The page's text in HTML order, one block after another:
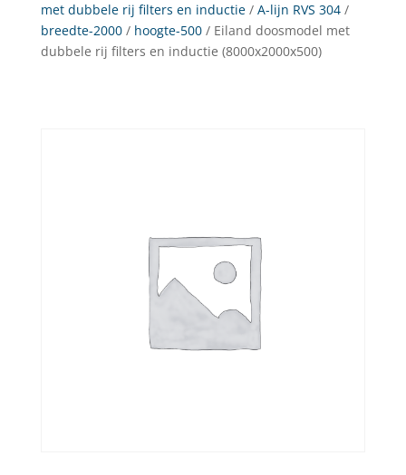
met dubbele rij filters en inductie/ A-lijn RVS 304/
breedte-2000/ hoogte-500/ Eiland doosmodel met
dubbele rij filters en inductie (8000x2000x500)